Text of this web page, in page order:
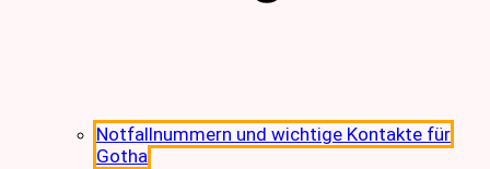
Notfallnummern und wichtige Kontakte für
Gotha